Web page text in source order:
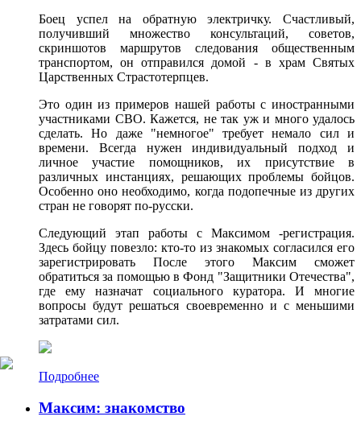
Боец успел на обратную электричку. Счастливый,
получивший множество консультаций, советов,
скриншотов маршрутов следования общественным
транспортом, он отправился домой - в храм Святых
Царственных Страстотерпцев.
Это один из примеров нашей работы с иностранными
участниками СВО. Кажется, не так уж и много удалось
сделать. Но даже "немногое" требует немало сил и
времени. Всегда нужен индивидуальный подход и
личное участие помощников, их присутствие в
различных инстанциях, решающих проблемы бойцов.
Особенно оно необходимо, когда подопечные из других
стран не говорят по-русски.
Следующий этап работы с Максимом -регистрация.
Здесь бойцу повезло: кто-то из знакомых согласился его
зарегистрировать После этого Максим сможет
обратиться за помощью в Фонд "Защитники Отечества",
где ему назначат социального куратора. И многие
вопросы будут решаться своевременно и с меньшими
затратами сил.
Подробнее
Максим: знакомство